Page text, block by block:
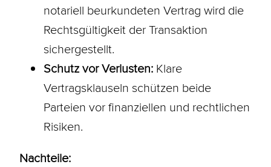
notariell beurkundeten Vertrag wird die
Rechtsgültigkeit der Transaktion
sichergestellt.
Schutz vor Verlusten:Klare
Vertragsklauseln schützen beide
Parteien vor finanziellen und rechtlichen
Risiken.
Nachteile: